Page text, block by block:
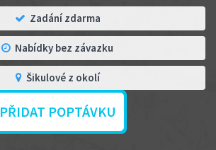
Zadání zdarma
Nabídky bez závazku
Šikulové z okolí
PŘIDAT POPTÁVKU